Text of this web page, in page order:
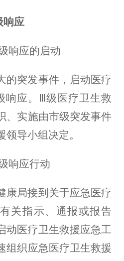
响应
响应的启动
的突发事件，启动医疗
响应。Ⅲ级医疗卫生救
、实施由市级突发事件
领导小组决定。
响应行动
康局接到关于应急医疗
关指示、通报或报告
动医疗卫生救援应急工
组织应急医疗卫生救援